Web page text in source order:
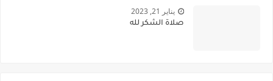
يناير 21, 2023
صلاة الشكر لله